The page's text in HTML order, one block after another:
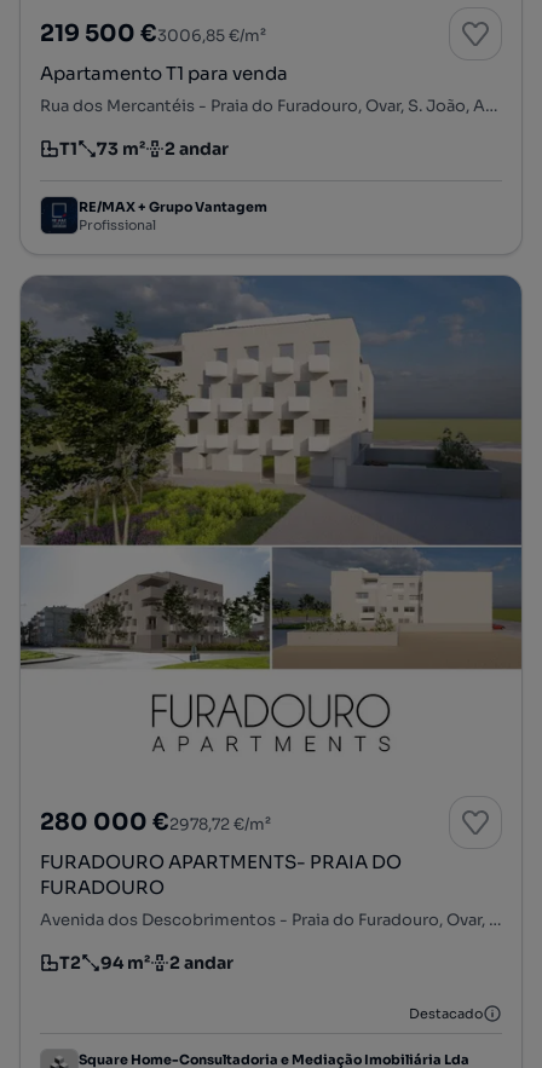
219 500 €3006,85 €/m²
Apartamento T1 para venda
Rua dos Mercantéis - Praia do Furadouro, Ovar, S. João, Arada e S. Vicente de Pereira Jusã, Ovar, Aveiro
Tipologia
T1
Preço por metro quadrado
73 m²
Andar 2 andar
RE/MAX + Grupo Vantagem
Profissional
280 000 €2978,72 €/m²
FURADOURO APARTMENTS- PRAIA DO
FURADOURO
Avenida dos Descobrimentos - Praia do Furadouro, Ovar, S. João, Arada e S. Vicente de Pereira Jusã, Ovar, Aveiro
Tipologia
T2
Preço por metro quadrado
94 m²
Andar 2 andar
Destacado
Square Home-Consultadoria e Mediação Imobiliária Lda